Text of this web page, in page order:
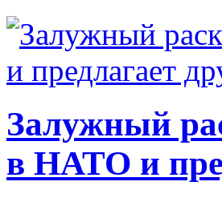
Залужный
в НАТО и